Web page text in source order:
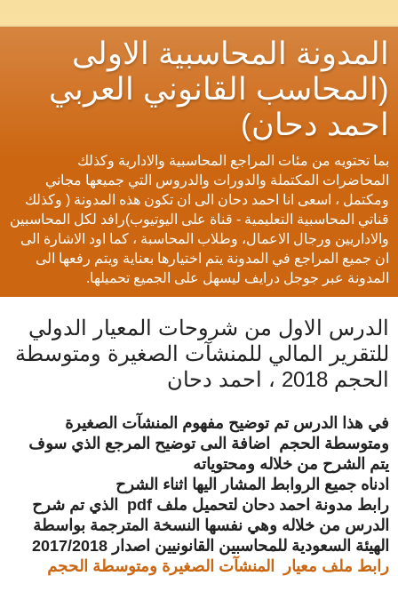
المدونة المحاسبية الاولى
(المحاسب القانوني العربي
احمد دحان)
بما تحتويه من مئات المراجع المحاسبية والادارية وكذلك
المحاضرات المكتملة والدورات والدروس التي جميعها مجاني
ومكتمل ، اسعى انا احمد دحان الى ان تكون هذه المدونة ( وكذلك
قناتي المحاسبية التعليمية - قناة على اليوتيوب)رافد لكل المحاسبين
والاداريين ورجال الاعمال، وطلاب المحاسبة ، كما اود الاشارة الى
ان جميع المراجع في المدونة يتم اختيارها بعناية ويتم رفعها الى
المدونة عبر جوجل درايف ليسهل على الجميع تحميلها.
الدرس الاول من شروحات المعيار الدولي
للتقرير المالي للمنشآت الصغيرة ومتوسطة
الحجم 2018 ، احمد دحان
في هذا الدرس تم توضيح مفهوم المنشآت الصغيرة
ومتوسطة الحجم اضافة الىى توضيح المرجع الذي سوف
يتم الشرح من خلاله ومحتوياته
ادناه جميع الروابط المشار اليها اثناء الشرح
رابط مدونة احمد دحان لتحميل ملف pdf الذي تم شرح
الدرس من خلاله وهي نفسها النسخة المترجمة بواسطة
الهيئة السعودية للمحاسبين القانونيين اصدار 2017/2018
رابط ملف معيار المنشآت الصغيرة ومتوسطة الحجم